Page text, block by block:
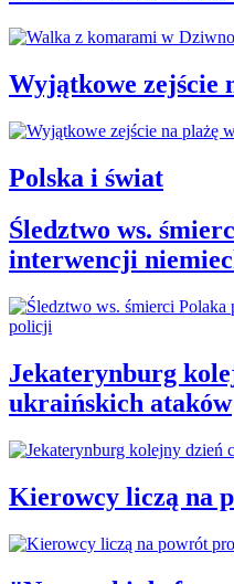
Wyjątkowe zejście
Polska i świat
Śledztwo ws.
interwencji
Jekaterynburg
ukraińskich ataków
Kierowcy liczą na